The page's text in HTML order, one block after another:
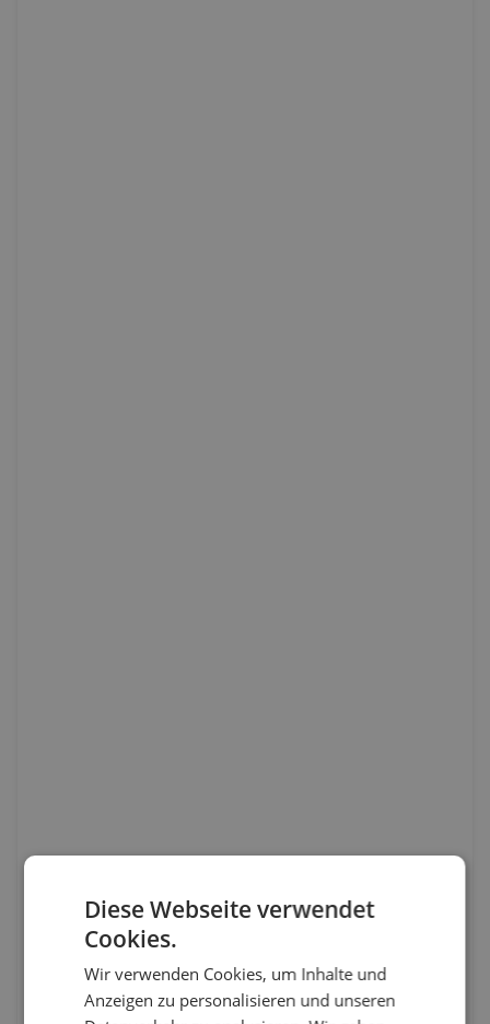
Diese Webseite verwendet
Cookies.
Wir verwenden Cookies, um Inhalte und
Anzeigen zu personalisieren und unseren